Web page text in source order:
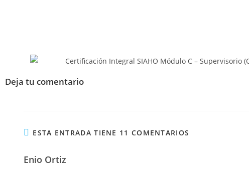
Deja tu comentario
ESTA ENTRADA TIENE 11 COMENTARIOS
Enio Ortiz